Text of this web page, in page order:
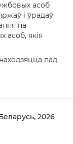
асоб
і ўрадаў
на
асоб, якія
пад
2026